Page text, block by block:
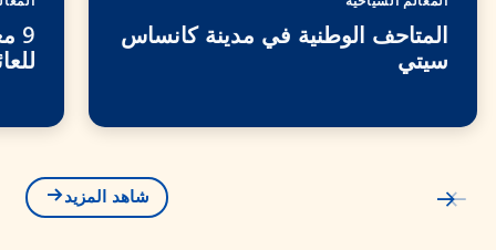
المتاحف الوطنية في مدينة كانساس
سيتي
9
شاهد المزيد